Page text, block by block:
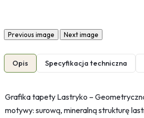
Previous image Next image
Opis Specyfikacja techniczna
Grafika tapety Lastryko –
motywy: surową, mineralną strukturę